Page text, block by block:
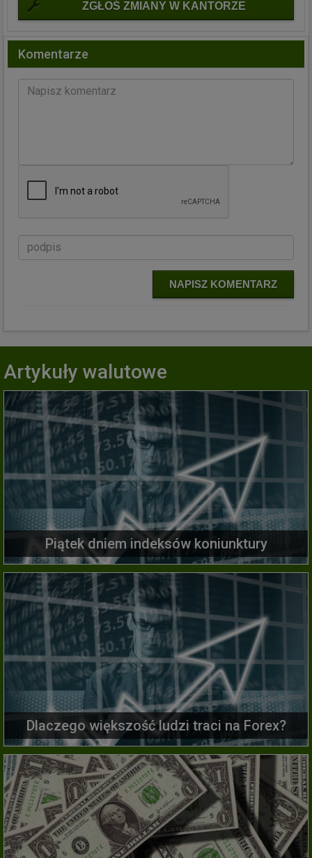
ZGŁOŚ ZMIANY W KANTORZE
Komentarze
NAPISZ KOMENTARZ
Artykuły walutowe
Piątek dniem indeksów koniunktury
Dlaczego większość ludzi traci na Forex?